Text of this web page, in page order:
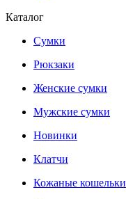
Каталог
Сумки
Рюкзаки
Женские сумки
Мужские сумки
Новинки
Клатчи
Кожаные кошельки